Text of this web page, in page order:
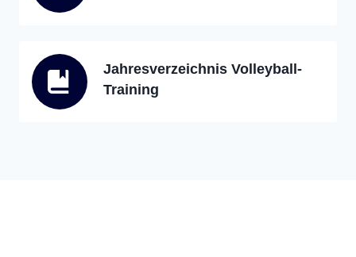
Jahresverzeichnis Volleyball-
Training